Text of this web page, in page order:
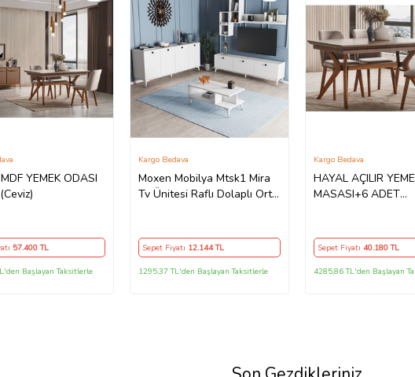
YEMEK ODASI
TAKIMI (Ceviz)
57.400TL
Başlayan Taksitlerle
Moxen Mobilya Mtsk1 Mira
Tv Ünitesi Raflı Dolaplı Orta
MXNMTSK1001BYZ
Kargo Bedava
Sepet Fiyatı 12.144TL
1295,37 TL'den Başlayan Taksitlerle
HAYAL AÇILIR
MASASI+6 ADET
Kargo Bedava
Sepet Fiyatı 40.180TL
4285,86 TL'den Başlayan